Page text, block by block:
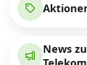
News zu